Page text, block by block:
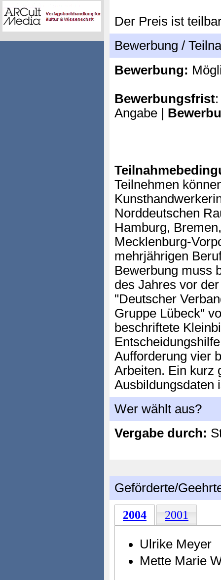
Der Preis ist
Bewerbung /
Bewerbung:
Bewerbungsfrist
Angabe |
Teilnehmen
Norddeutschen
Hamburg,
Mecklenburg-
mehrjährigen
Bewerbung muss
des Jahres vor
"Deutscher
Gruppe Lübeck"
beschriftete
Aufforderung vier
Arbeiten. Ein kurz
Ausbildungsdaten
Wer wählt aus?
Vergabe durch:
Geförderte/
2004 2001
Ulrike Meyer
Mette Marie